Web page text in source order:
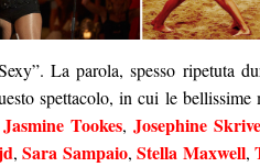
La parola, spesso ripetuta
spettacolo, in cui le bellissime
Jasmine Tookes,Josephine
,Sara Sampaio,Stella Maxwell,